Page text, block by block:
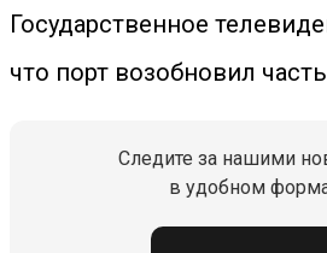
Государственное
что порт возобновил
Следите за нашими
в удобном